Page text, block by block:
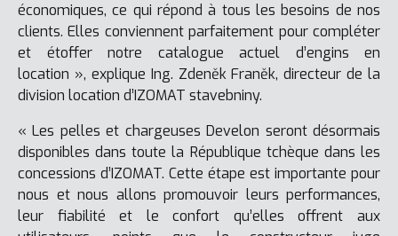
économiques, ce qui répond à tous les besoins de nos
clients. Elles conviennent parfaitement pour compléter
et étoffer notre catalogue actuel d’engins en
location », explique Ing. Zdeněk Franěk, directeur de la
division location d’IZOMAT stavebniny.
« Les pelles et chargeuses Develon seront désormais
disponibles dans toute la République tchèque dans les
concessions d’IZOMAT. Cette étape est importante pour
nous et nous allons promouvoir leurs performances,
leur fiabilité et le confort qu’elles offrent aux